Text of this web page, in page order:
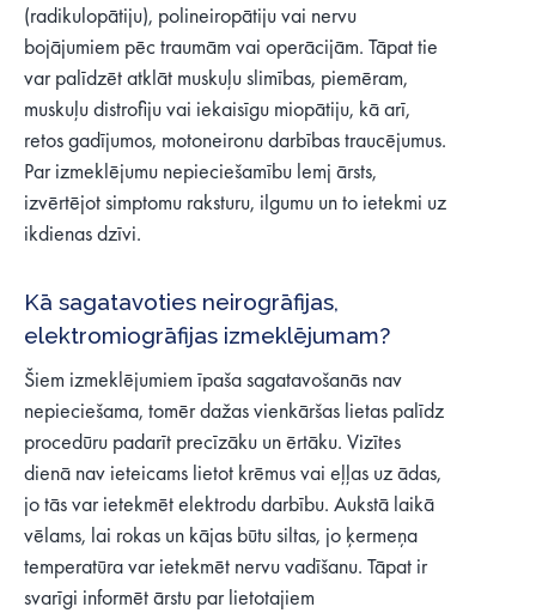
(radikulopātiju), polineiropātiju vai nervu
bojājumiem pēc traumām vai operācijām. Tāpat tie
var palīdzēt atklāt muskuļu slimības, piemēram,
muskuļu distrofiju vai iekaisīgu miopātiju, kā arī,
retos gadījumos, motoneironu darbības traucējumus.
Par izmeklējumu nepieciešamību lemj ārsts,
izvērtējot simptomu raksturu, ilgumu un to ietekmi uz
ikdienas dzīvi.
Kā sagatavoties neirogrāfijas,
elektromiogrāfijas izmeklējumam?
Šiem izmeklējumiem īpaša sagatavošanās nav
nepieciešama, tomēr dažas vienkāršas lietas palīdz
procedūru padarīt precīzāku un ērtāku. Vizītes
dienā nav ieteicams lietot krēmus vai eļļas uz ādas,
jo tās var ietekmēt elektrodu darbību. Aukstā laikā
vēlams, lai rokas un kājas būtu siltas, jo ķermeņa
temperatūra var ietekmēt nervu vadīšanu. Tāpat ir
svarīgi informēt ārstu par lietotajiem